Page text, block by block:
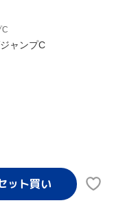
C
ャンプC